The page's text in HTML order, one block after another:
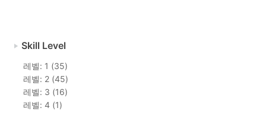
Skill Level
레벨: 1 (35)
레벨: 2 (45)
레벨: 3 (16)
레벨: 4 (1)